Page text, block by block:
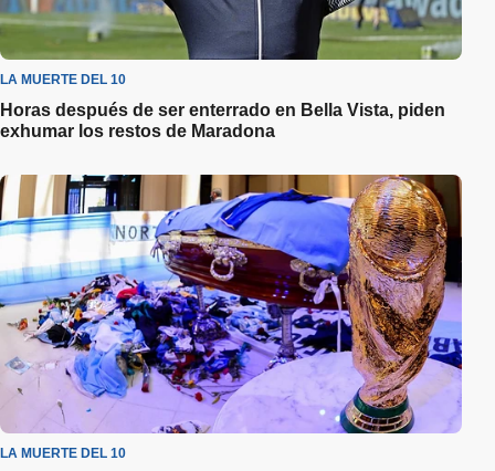
LA MUERTE DEL 10
Horas después de ser enterrado en Bella Vista, piden
exhumar los restos de Maradona
LA MUERTE DEL 10